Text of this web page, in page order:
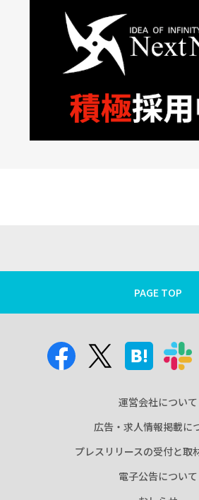
PAGE TOP
運営会社について
広告・求人情報掲載に
プレスリリースの受付と取
電子公告について